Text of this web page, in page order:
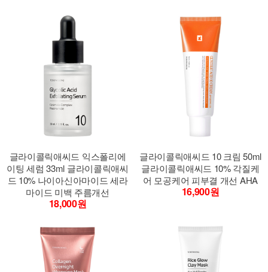
글라이콜릭애씨드 익스폴리에
이팅 세럼 33ml 글라이콜릭애씨
드 10% 나이아신아마이드 세라
마이드 미백 주름개선
18,000원
글라이콜릭애씨드 10 크림 50ml
글라이콜릭애씨드 10% 각질케
어 모공케어 피부결 개선 AHA
16,900원